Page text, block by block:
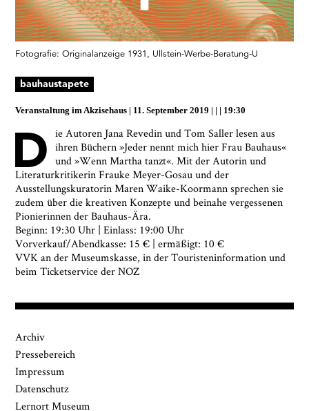
Fotografie: Originalanzeige 1931, Ullstein-Werbe-Beratung-U
bauhaustapete
Veranstaltung imAkzisehaus 11. September 2019 19:30
D ie Autoren Jana Revedin und Tom Saller lesen aus
ihren Büchern »Jeder nennt mich hier Frau Bauhaus«
und »Wenn Martha tanzt«. Mit der Autorin und
Literaturkritikerin Frauke Meyer-Gosau und der
Ausstellungskuratorin Maren Waike-Koormann sprechen sie
zudem über die kreativen Konzepte und beinahe vergessenen
Pionierinnen der Bauhaus-Ära.
Beginn: 19:30 Uhr | Einlass: 19:00 Uhr
Vorverkauf/Abendkasse: 15 € | ermäßigt: 10 €
VVK an der Museumskasse, in der Touristeninformation und
beim Ticketservice der NOZ
Archiv
Pressebereich
Impressum
Datenschutz
Lernort Museum
Schließen
Ja, ich bin damit einverstanden, dass das
Museumsquartier Osnabrück die oben
Newsletter zusenden zu können. Ich kann diese
Zustimmung jederzeit widerrufen und die
Informationen aus den Systemen des
Museumsquartiers Osnabrück löschen lassen. Es
besteht ein Beschwerderecht bei einer
Aufsichtsbehörde für Datenschutz. Weitere
Informationen siehe:Datenschutz-Seite.*
* notwendige Angaben